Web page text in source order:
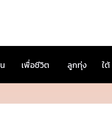
เพื่อชีวิต ลูกทุ่ง ใต้